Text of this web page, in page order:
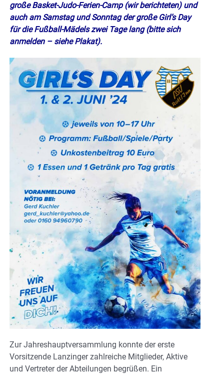
große Basket-Judo-Ferien-Camp (wir berichteten) und
auch am Samstag und Sonntag der große Girl’s Day
für die Fußball-Mädels zwei Tage lang (bitte sich
anmelden – siehe Plakat).
Zur Jahreshauptversammlung konnte der erste
Vorsitzende Lanzinger zahlreiche Mitglieder, Aktive
und Vertreter der Abteilungen begrüßen. Ein